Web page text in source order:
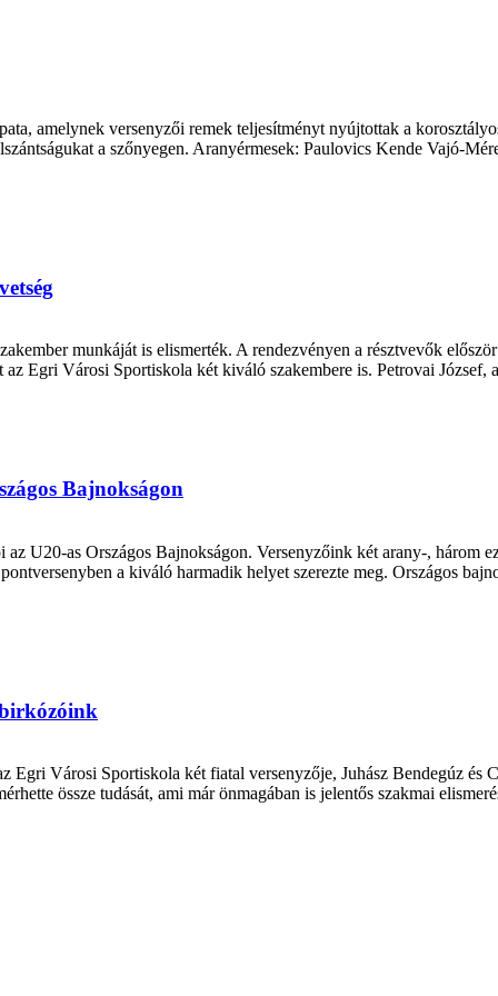
amelynek versenyzői remek teljesítményt nyújtottak a
a szőnyegen. Aranyérmesek: Paulovics Kende Vajó-
munkáját is elismerték. A rendezvényen a résztvevők
Egri Városi Sportiskola két kiváló szakembere is. Petrovai
Bajnokságon
U20-as Országos Bajnokságon. Versenyzőink két arany-, három
a kiváló harmadik helyet szerezte meg. Országos
Városi Sportiskola két fiatal versenyzője, Juhász Bendegúz és
össze tudását, ami már önmagában is jelentős szakmai